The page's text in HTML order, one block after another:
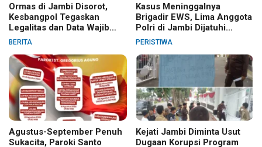
Ormas di Jambi Disorot,
Kesbangpol Tegaskan
Legalitas dan Data Wajib
Jelas
BERITA
Kasus Meninggalnya
Brigadir EWS, Lima Anggota
Polri di Jambi Dijatuhi
Sanksi PTDH
PERISTIWA
Agustus-September Penuh
Sukacita, Paroki Santo
Kejati Jambi Diminta Usut
Dugaan Korupsi Program